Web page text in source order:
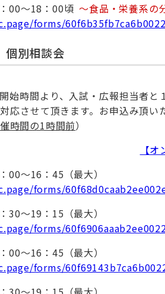
00～18：00頃～食品・栄養系の
forms/
個別相談会
始時間より、入試・広報担当者
応させて頂きます。お申込み頂
時間の1時間前）
【
00～16：45（最大）
forms/
30～19：15（最大）
forms/
00～16：45（最大）
forms/